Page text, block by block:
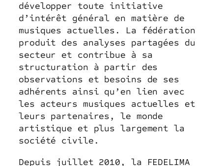
développer toute initiative
d’intérêt général en matière de
musiques actuelles. La fédération
produit des analyses partagées du
secteur et contribue à sa
structuration à partir des
observations et besoins de ses
adhérents ainsi qu’en lien avec
les acteurs musiques actuelles et
leurs partenaires, le monde
artistique et plus largement la
société civile.
Depuis juillet 2010, la FEDELIMA